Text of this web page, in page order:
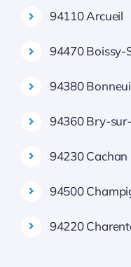
94110 Arcueil
94470 Boissy-
94380
94360 Bry-
94230 Cachan
94500
94220